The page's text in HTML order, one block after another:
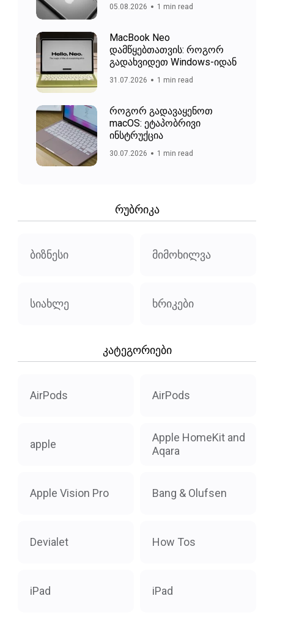
05.08.2026 1 min read
MacBook Neo
დამწყებთათვის: როგორ
გადახვიდეთ Windows-იდან
31.07.2026 1 min read
როგორ გადავაყენოთ
macOS: ეტაპობრივი
ინსტრუქცია
30.07.2026 1 min read
რუბრიკა
ბიზნესი მიმოხილვა
სიახლე ხრიკები
კატეგორიები
AirPods AirPods
apple
Apple HomeKit and
Aqara
Apple Vision Pro Bang & Olufsen
Devialet How Tos
iPad iPad